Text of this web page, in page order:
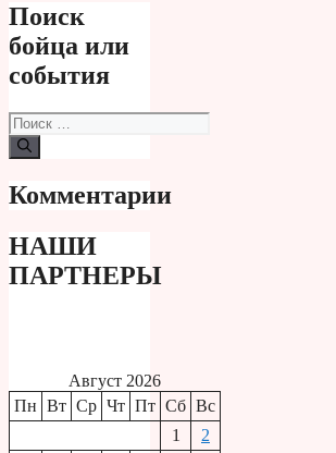
Поиск
бойца или
события
Поиск:
Комментарии
НАШИ
ПАРТНЕРЫ
Август 2026
Пн Вт Ср Чт Пт Сб Вс
1
2